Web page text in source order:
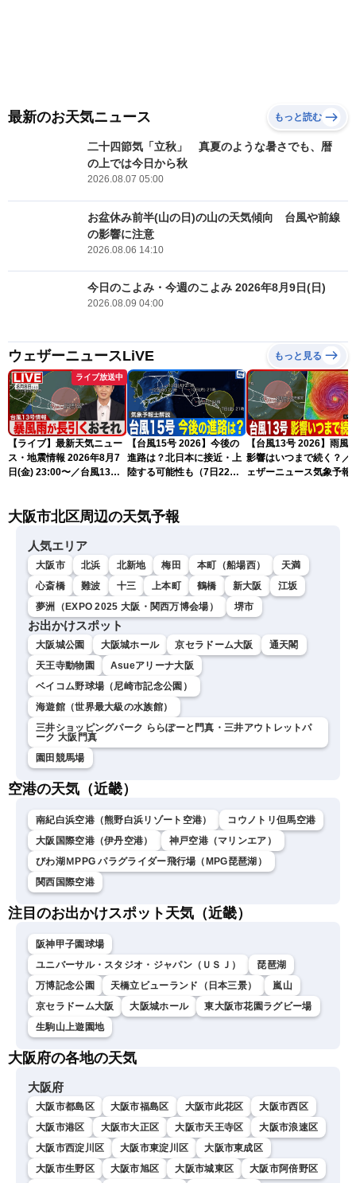
最新のお天気ニュース もっと読む
二十四節気「立秋」 真夏のような暑さでも、暦
の上では今日から秋
2026.08.07 05:00
お盆休み前半(山の日)の山の天気傾向 台風や前線
の影響に注意
2026.08.06 14:10
今日のこよみ・今週のこよみ 2026年8月9日(日)
2026.08.09 04:00
ウェザーニュースLiVE もっと見る
ライブ放送中
【ライブ】最新天気ニュー
ス・地震情報 2026年8月7
日(金) 23:00〜／台風13号
【台風15号 2026】今後の
進路は？北日本に接近・上
陸する可能性も（7日22時
【台風13号 2026】雨風
影響はいつまで続く？／
ェザーニュース気象予報
大阪市北区周辺の天気予報
人気エリア
大阪市 北浜 北新地 梅田 本町（船場西）
天満
心斎橋
難波 十三 上本町 鶴橋 新大阪
江坂
夢洲（EXPO 2025 大阪・関西万博会場）
堺市
お出かけスポット
大阪城公園 大阪城ホール 京セラドーム大阪
通天閣
天王寺動物園
Asueアリーナ大阪
ベイコム野球場（尼崎市記念公園）
海遊館（世界最大級の水族館）
三井ショッピングパーク ららぽーと門真・三井アウトレットパ
ーク 大阪門真
園田競馬場
空港の天気（近畿）
南紀白浜空港（熊野白浜リゾート空港）
コウノトリ但馬空港
大阪国際空港（伊丹空港）
神戸空港（マリンエア）
びわ湖ＭPPG パラグライダー飛行場（MPG琵琶湖）
関西国際空港
注目のお出かけスポット天気（近畿）
阪神甲子園球場
ユニバーサル・スタジオ・ジャパン（ＵＳＪ）
琵琶湖
万博記念公園
天橋立ビューランド（日本三景）
嵐山
京セラドーム大阪
大阪城ホール
東大阪市花園ラグビー場
生駒山上遊園地
大阪府の各地の天気
大阪府
大阪市都島区 大阪市福島区 大阪市此花区
大阪市西区
大阪市港区
大阪市大正区 大阪市天王寺区
大阪市浪速区
大阪市西淀川区
大阪市東淀川区
大阪市東成区
大阪市生野区
大阪市旭区 大阪市城東区 大阪市阿倍野区